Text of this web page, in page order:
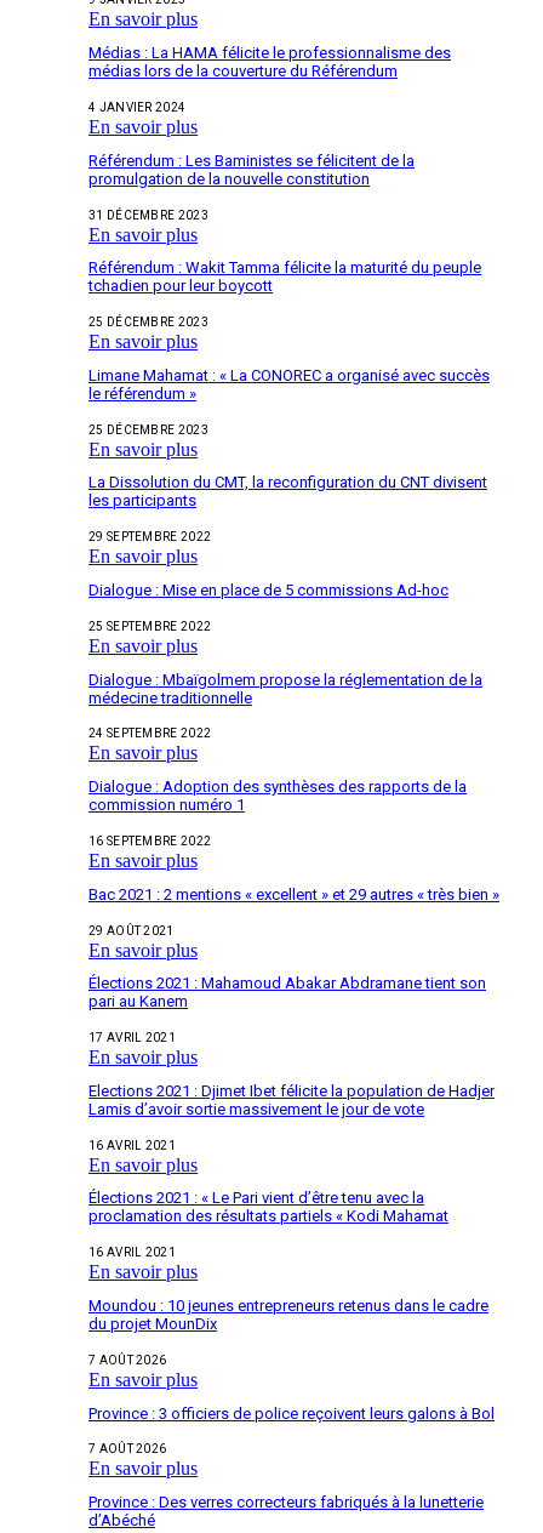
En savoir plus
Médias : La HAMA félicite le professionnalisme des
médias lors de la couverture du Référendum
4 JANVIER 2024
En savoir plus
Référendum : Les Baministes se félicitent de la
promulgation de la nouvelle constitution
31 DÉCEMBRE 2023
En savoir plus
Référendum : Wakit Tamma félicite la maturité du peuple
tchadien pour leur boycott
25 DÉCEMBRE 2023
En savoir plus
Limane Mahamat : « La CONOREC a organisé avec succès
le référendum »
25 DÉCEMBRE 2023
En savoir plus
La Dissolution du CMT, la reconfiguration du CNT divisent
les participants
29 SEPTEMBRE 2022
En savoir plus
Dialogue : Mise en place de 5 commissions Ad-hoc
25 SEPTEMBRE 2022
En savoir plus
Dialogue : Mbaïgolmem propose la réglementation de la
médecine traditionnelle
24 SEPTEMBRE 2022
En savoir plus
Dialogue : Adoption des synthèses des rapports de la
commission numéro 1
16 SEPTEMBRE 2022
En savoir plus
Bac 2021 : 2 mentions « excellent » et 29 autres « très bien »
29 AOÛT 2021
En savoir plus
Élections 2021 : Mahamoud Abakar Abdramane tient son
pari au Kanem
17 AVRIL 2021
En savoir plus
Elections 2021 : Djimet Ibet félicite la population de Hadjer
Lamis d’avoir sortie massivement le jour de vote
16 AVRIL 2021
En savoir plus
Élections 2021 : « Le Pari vient d’être tenu avec la
proclamation des résultats partiels « Kodi Mahamat
16 AVRIL 2021
En savoir plus
Moundou : 10 jeunes entrepreneurs retenus dans le cadre
du projet MounDix
7 AOÛT 2026
En savoir plus
Province : 3 officiers de police reçoivent leurs galons à Bol
7 AOÛT 2026
En savoir plus
Province : Des verres correcteurs fabriqués à la lunetterie
d’Abéché